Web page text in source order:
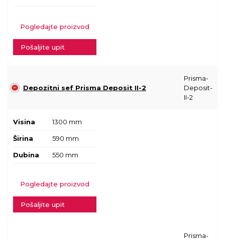
Pogledajte proizvod
Pošaljite upit
Depozitni sef Prisma Deposit II-2
Prisma-
Deposit-
II-2
Visina 1300 mm
Širina 590 mm
Dubina 550 mm
Pogledajte proizvod
Pošaljite upit
Prisma-